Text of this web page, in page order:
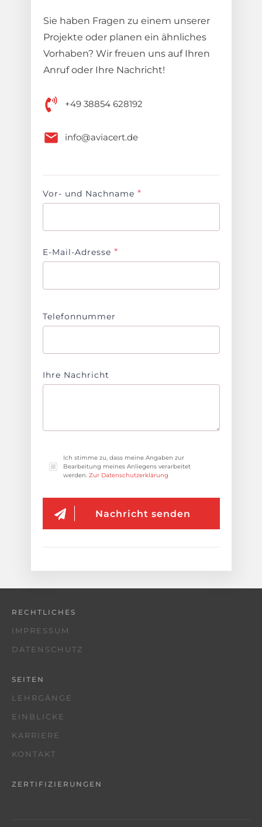
Sie haben Fragen zu einem unserer
Projekte oder planen ein ähnliches
Vorhaben? Wir freuen uns auf Ihren
Anruf oder Ihre Nachricht!
+49 38854 628192
info@aviacert.de
Vor- und Nachname *
E-Mail-Adresse *
Telefonnummer
Ihre Nachricht
Ich stimme zu, dass meine Angaben zur
Bearbeitung meines Anliegens verarbeitet
werden. Zur Datenschutzerklärung
Nachricht senden
RECHTLICHES
IMPRESSUM
DATENSCHUTZ
SEITEN
LEHRGÄNGE
EINBLICKE
KARRIERE
KONTAKT
ZERTIFIZIERUNGEN